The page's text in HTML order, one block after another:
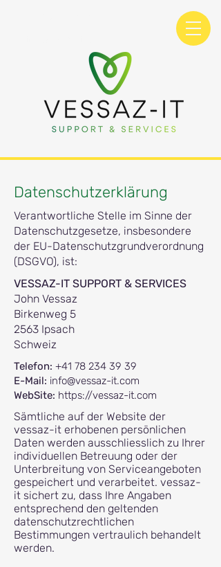
Datenschutzerklärung
Verantwortliche Stelle im Sinne der
Datenschutzgesetze, insbesondere
der EU-Datenschutzgrundverordnung
(DSGVO), ist:
VESSAZ-IT SUPPORT & SERVICES
John Vessaz
Birkenweg 5
2563 Ipsach
Schweiz
Telefon: +41 78 234 39 39
E-Mail: info@vessaz-it.com
WebSite: https://vessaz-it.com
Sämtliche auf der Website der
vessaz-it erhobenen persönlichen
Daten werden ausschliesslich zu Ihrer
individuellen Betreuung oder der
Unterbreitung von Serviceangeboten
gespeichert und verarbeitet. vessaz-
it sichert zu, dass Ihre Angaben
entsprechend den geltenden
datenschutzrechtlichen
Bestimmungen vertraulich behandelt
werden.